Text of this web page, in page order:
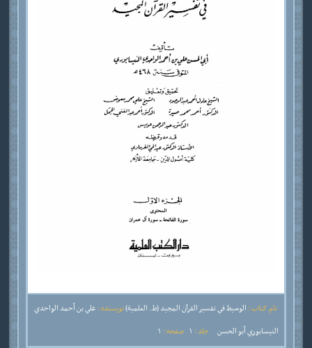
نام کتاب : الوسيط في تفسير القرآن المجيد (ط. العلمية)نویسنده : علي بن أحمد الواحدي
النيسابوري أبو الحسن
جلد : صفحه :